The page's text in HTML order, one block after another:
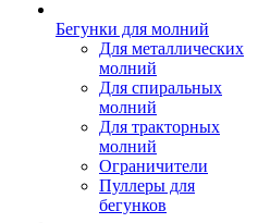
Бегунки для молний
Для металлических
молний
Для спиральных
молний
Для тракторных
молний
Ограничители
Пуллеры для
бегунков